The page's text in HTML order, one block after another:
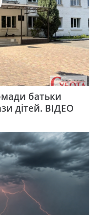
батьки
дітей. ВІДЕО